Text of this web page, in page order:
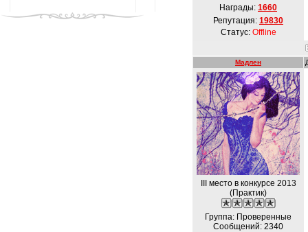
Награды: 1660
Репутация: 19830
Статус: Offline
Мадлен
III место в конкурсе 2013
(Практик)
Группа: Проверенные
Сообщений: 2340